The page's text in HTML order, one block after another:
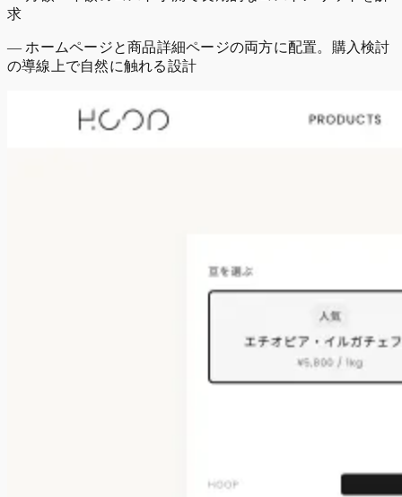
求
— ホームページと商品詳細ページの両方に配置。購入検討
の導線上で自然に触れる設計